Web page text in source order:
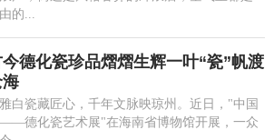
的...
德化瓷珍品熠熠生辉一叶“瓷”帆渡
白瓷藏匠心，千年文脉映琼州。近日，"中国
德化瓷艺术展"在海南省博物馆开展，一众